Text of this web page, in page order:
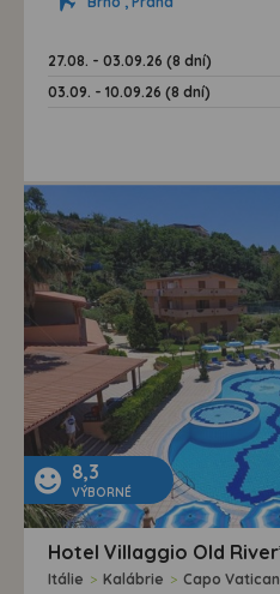
27.08. - 03.09.26 (8 dní)
03.09. - 10.09.26 (8 dní)
8,3
VÝBORNÉ
Hotel Villaggio Old
Itálie > Kalábrie > Capo